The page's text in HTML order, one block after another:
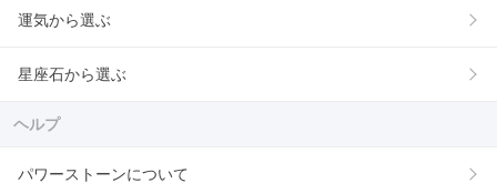
運気から選ぶ
星座石から選ぶ
ヘルプ
パワーストーンについて